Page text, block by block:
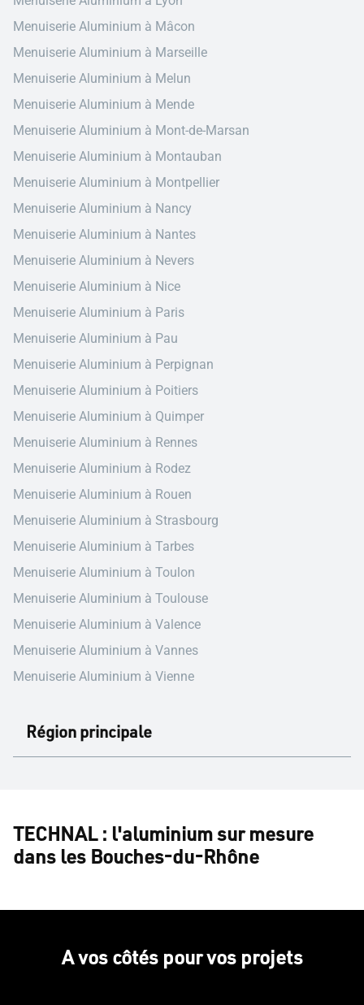
Menuiserie Aluminium à Mâcon
Menuiserie Aluminium à Marseille
Menuiserie Aluminium à Melun
Menuiserie Aluminium à Mende
Menuiserie Aluminium à Mont-de-Marsan
Menuiserie Aluminium à Montauban
Menuiserie Aluminium à Montpellier
Menuiserie Aluminium à Nancy
Menuiserie Aluminium à Nantes
Menuiserie Aluminium à Nevers
Menuiserie Aluminium à Nice
Menuiserie Aluminium à Paris
Menuiserie Aluminium à Pau
Menuiserie Aluminium à Perpignan
Menuiserie Aluminium à Poitiers
Menuiserie Aluminium à Quimper
Menuiserie Aluminium à Rennes
Menuiserie Aluminium à Rodez
Menuiserie Aluminium à Rouen
Menuiserie Aluminium à Strasbourg
Menuiserie Aluminium à Tarbes
Menuiserie Aluminium à Toulon
Menuiserie Aluminium à Toulouse
Menuiserie Aluminium à Valence
Menuiserie Aluminium à Vannes
Menuiserie Aluminium à Vienne
Région principale
TECHNAL : l'aluminium sur mesure
dans les Bouches-du-Rhône
A vos côtés pour vos projets